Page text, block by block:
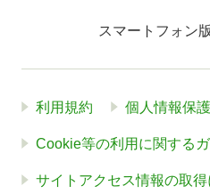
スマートフォン版
利用規約 個人情報保
Cookie等の利用に関する
サイトアクセス情報の取得